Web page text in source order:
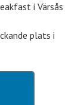
i Värsås
plats i